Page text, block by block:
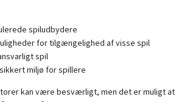
spiludbydere
for tilgængelighed af visse spil
spil
miljø for spillere
kan være besværligt, men det er muligt at